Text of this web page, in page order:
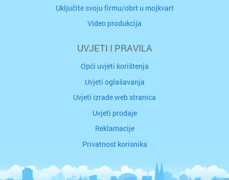
Uključite svoju firmu/obrt u mojkvart
Video produkcija
UVJETI I PRAVILA
Opći uvjeti korištenja
Uvjeti oglašavanja
Uvjeti izrade web stranica
Uvjeti prodaje
Reklamacije
Privatnost korisnika